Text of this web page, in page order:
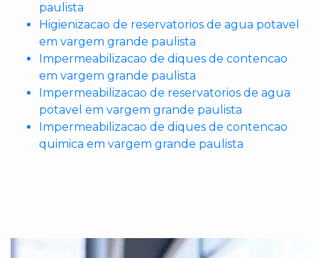
paulista
Higienizacao de reservatorios de agua potavel
em vargem grande paulista
Impermeabilizacao de diques de contencao
em vargem grande paulista
Impermeabilizacao de reservatorios de agua
potavel em vargem grande paulista
Impermeabilizacao de diques de contencao
quimica em vargem grande paulista